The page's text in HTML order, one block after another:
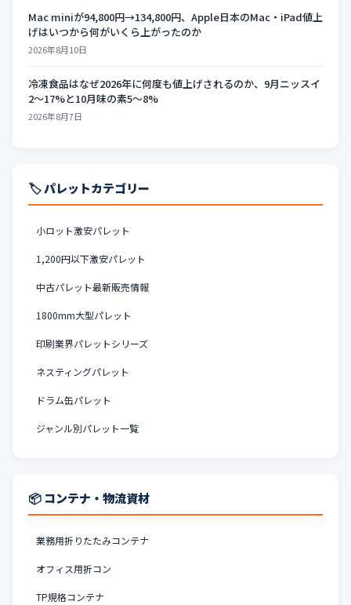
Mac miniが94,800円→134,800円、Apple日本のMac・iPad値上
げはいつから何がいくら上がったのか
2026年8月10日
冷凍食品はなぜ2026年に何度も値上げされるのか、9月ニッスイ
2〜17%と10月味の素5〜8%
2026年8月7日
🏷️ パレットカテゴリー
小ロット激安パレット
1,200円以下激安パレット
中古パレット最新販売情報
1800mm大型パレット
印刷業界パレットシリーズ
ネスティングパレット
ドラム缶パレット
ジャンル別パレット一覧
📦 コンテナ・物流資材
業務用折りたたみコンテナ
オフィス用折コン
TP規格コンテナ